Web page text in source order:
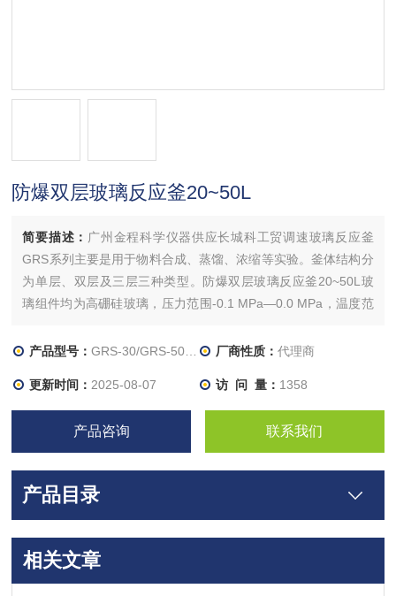
防爆双层玻璃反应釜20~50L
简要描述： 广州金程科学仪器供应长城科工贸调速玻璃反应釜
GRS系列主要是用于物料合成、蒸馏、浓缩等实验。釜体结构分
为单层、双层及三层三种类型。防爆双层玻璃反应釜20~50L玻
璃组件均为高硼硅玻璃，压力范围-0.1 MPa—0.0 MPa，温度范
产品型号：GRS-30/GRS-50/GRS-50Ex 厂商性质： 代理商
更新时间： 2025-08-07 访 问 量： 1358
产品咨询 联系我们
产品目录
相关文章